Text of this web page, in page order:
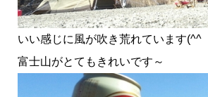
いい感じに風が吹き荒れています(^^ゞ
富士山がとてもきれいです～